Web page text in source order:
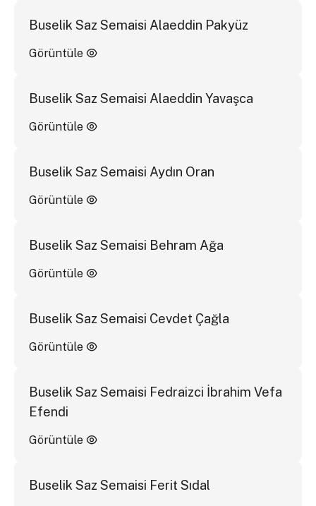
Buselik Saz Semaisi Alaeddin Pakyüz
Görüntüle
Buselik Saz Semaisi Alaeddin Yavaşca
Görüntüle
Buselik Saz Semaisi Aydın Oran
Görüntüle
Buselik Saz Semaisi Behram Ağa
Görüntüle
Buselik Saz Semaisi Cevdet Çağla
Görüntüle
Buselik Saz Semaisi Fedraizci İbrahim Vefa
Efendi
Görüntüle
Buselik Saz Semaisi Ferit Sıdal